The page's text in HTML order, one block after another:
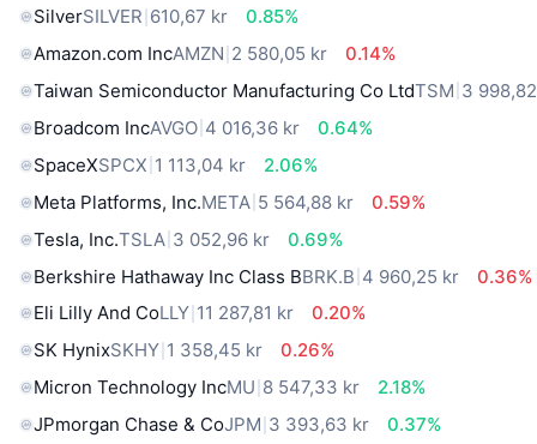
SilverSILVER 610,67 kr
0.85%
Amazon.com IncAMZN 2 580,05 kr
0.14%
Taiwan Semiconductor Manufacturing Co LtdTSM 3
Broadcom IncAVGO 4 016,36 kr
0.64%
SpaceXSPCX 1 113,04 kr
2.06%
Meta Platforms, Inc.META 5 564,88 kr
0.59%
Tesla, Inc.TSLA 3 052,96 kr
0.69%
Berkshire Hathaway Inc Class BBRK.B 4 960,25 kr
0.36%
Eli Lilly And CoLLY 11 287,81 kr
0.20%
SK HynixSKHY 1 358,45 kr
0.26%
Micron Technology IncMU 8 547,33 kr
2.18%
JPmorgan Chase & CoJPM 3 393,63 kr
0.37%